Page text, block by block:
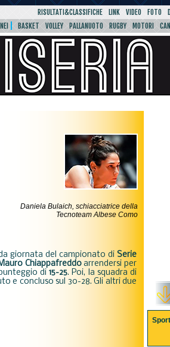
RISULTATI&CLASSIFICHE LINK VIDEO FOTO
BASKET VOLLEY PALLANUOTO RUGBY MOTORI
Daniela Bulaich, schiacciatrice della
Tecnoteam Albese Como
giornata del campionato di Serie
Chiappafreddoarrendersi per
di15-25. Poi, la squadra di
e concluso sul 30-28. Gli altri due
Sport